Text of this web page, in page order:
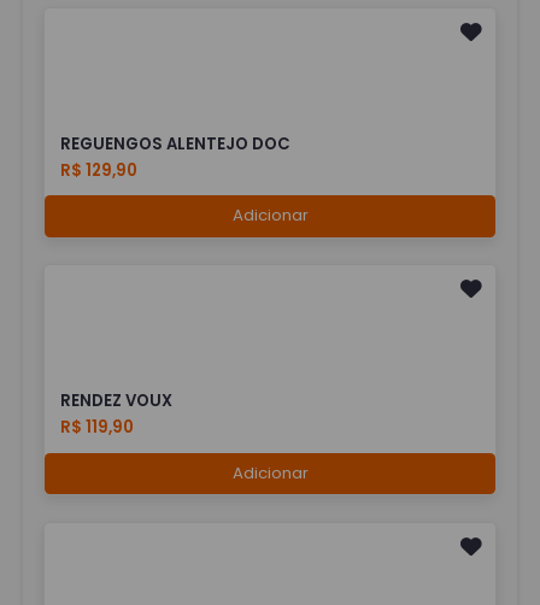
REGUENGOS ALENTEJO DOC
R$ 129,90
Adicionar
RENDEZ VOUX
R$ 119,90
Adicionar